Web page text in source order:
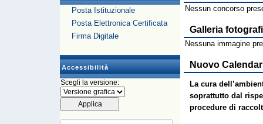
Posta Istituzionale
Posta Elettronica Certificata
Firma Digitale
Accessibilità
Scegli la versione:
Nessun concorso
Galleria
Nessuna immagine
Nuovo
La cura
soprattutto dal
procedure di